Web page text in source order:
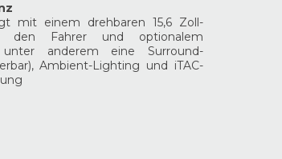
mit einem drehbaren 15,6 Zoll-
den Fahrer und optionalem
anderem eine Surround-
Ambient-Lighting und iTAC-